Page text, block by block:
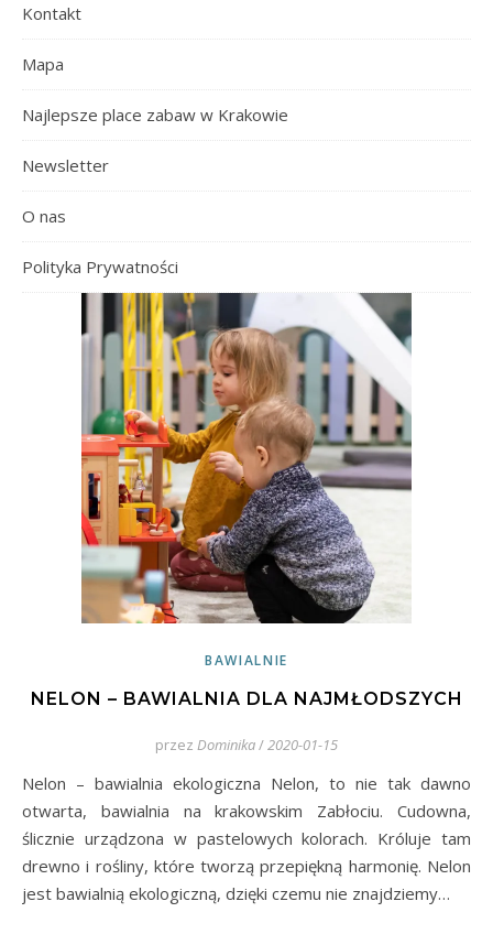
Kontakt
Mapa
Najlepsze place zabaw w Krakowie
Newsletter
O nas
Polityka Prywatności
BAWIALNIE
NELON – BAWIALNIA DLA NAJMŁODSZYCH
przez Dominika/2020-01-15
Nelon – bawialnia ekologiczna Nelon, to nie tak dawno
otwarta, bawialnia na krakowskim Zabłociu. Cudowna,
ślicznie urządzona w pastelowych kolorach. Króluje tam
drewno i rośliny, które tworzą przepiękną harmonię. Nelon
jest bawialnią ekologiczną, dzięki czemu nie znajdziemy…